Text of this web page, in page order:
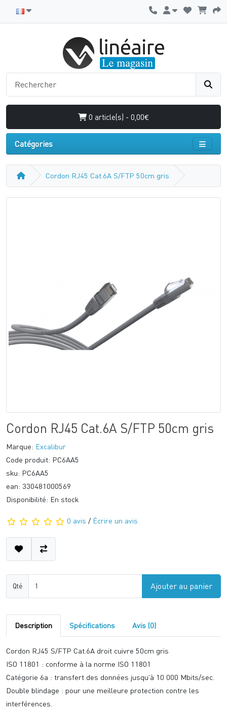
0 article(s) - 0,00€
Catégories
Cordon RJ45 Cat.6A S/FTP 50cm gris
Cordon RJ45 Cat.6A S/FTP 50cm gris
Marque: Excalibur
Code produit: PC6AA5
sku: PC6AA5
ean: 330481000569
Disponibilité: En stock
0 avis / Écrire un avis
Qté Ajouter au panier
Description Spécifications Avis (0)
Cordon RJ45 S/FTP Cat.6A droit cuivre 50cm gris
ISO 11801 : conforme à la norme ISO 11801
Catégorie 6a : transfert des données jusqu'à 10 000 Mbits/sec.
Double blindage : pour une meilleure protection contre les
interférences.